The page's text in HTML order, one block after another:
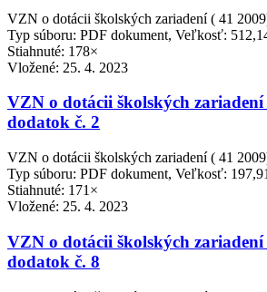
VZN o dotácii školských zariadení ( 41
Typ súboru: PDF dokument, Veľkosť:
Stiahnuté: 178×
Vložené: 25. 4. 2023
VZN o dotácii školských zariadení
dodatok č. 2
VZN o dotácii školských zariadení ( 41
Typ súboru: PDF dokument, Veľkosť:
Stiahnuté: 171×
Vložené: 25. 4. 2023
VZN o dotácii školských zariadení
dodatok č. 8